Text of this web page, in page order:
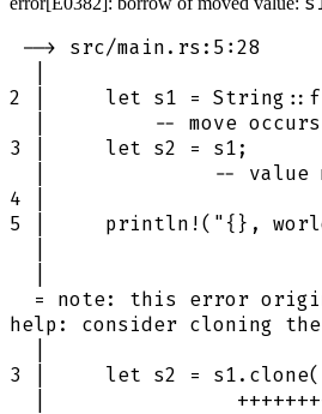
--> src/main.rs:5:28
2 |     let s1 =
|         -- move
3 |     let s2 = s1;
|              -- value
4 |
5 |     println!("{},
|
= note: this error
help: consider cloning
3 |     let s2 =
|